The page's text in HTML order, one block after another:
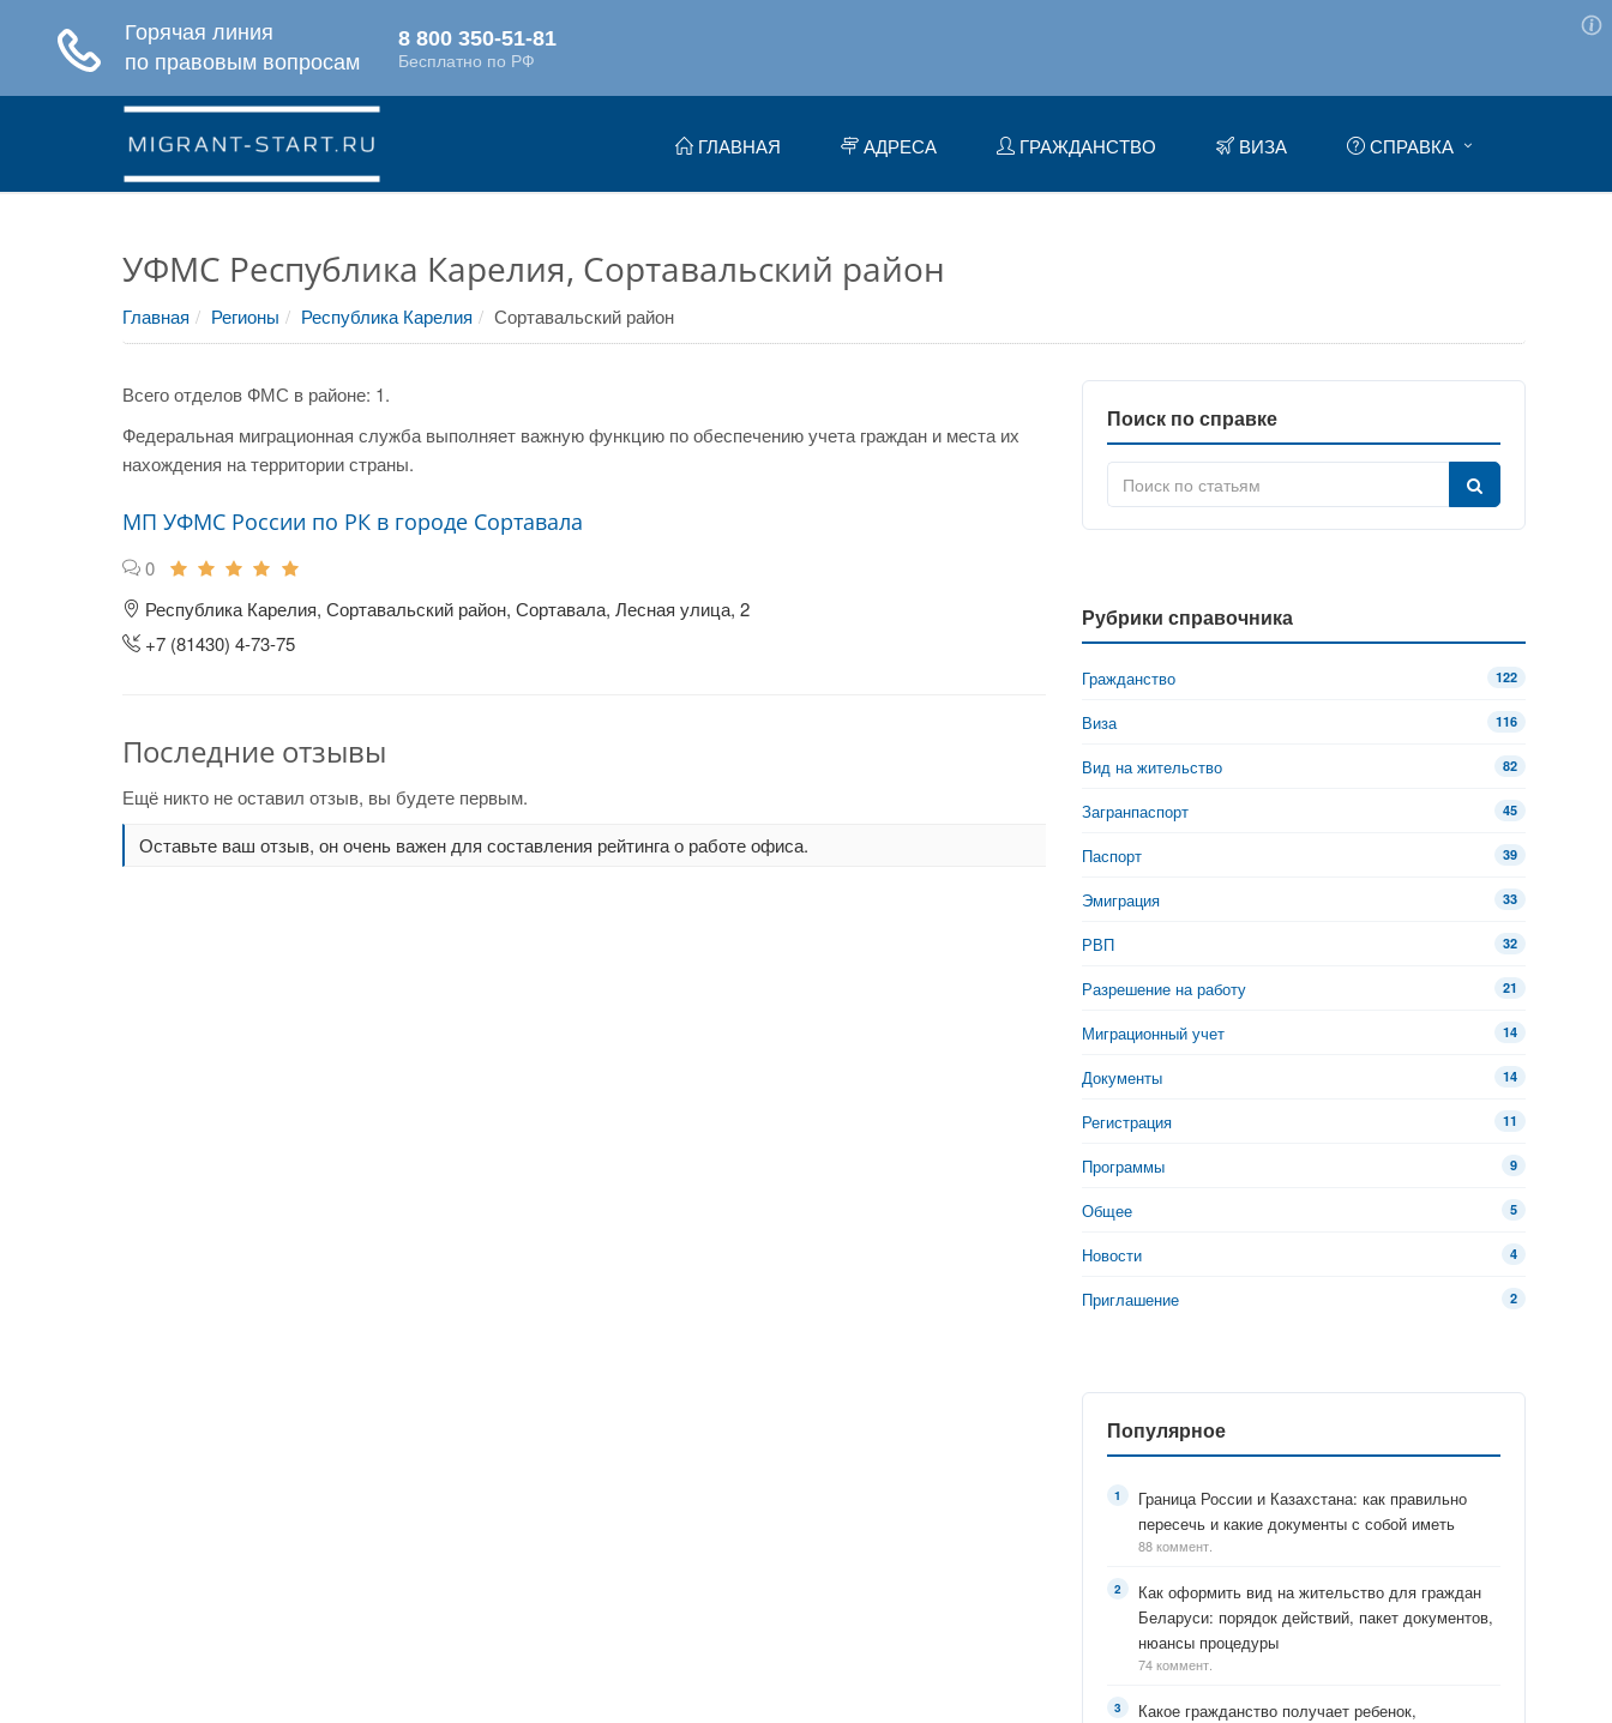
ГЛАВНАЯ АДРЕСА ГРАЖДАНСТВО ВИЗА СПРАВКА
УФМС Республика Карелия, Сортавальский район
Главная Регионы Республика Карелия Сортавальский район
Всего отделов ФМС в районе: 1.
Федеральная миграционная служба выполняет важную функцию по обеспечению учета граждан и места их
нахождения на территории страны.
МП УФМС России по РК в городе Сортавала
0
Республика Карелия, Сортавальский район, Сортавала, Лесная улица, 2
+7 (81430) 4-73-75
Последние отзывы
Ещё никто не оставил отзыв, вы будете первым.
Оставьте ваш отзыв, он очень важен для составления рейтинга о работе офиса.
Поиск по справке
Рубрики справочника
Гражданство 122
Виза 116
Вид на жительство 82
Загранпаспорт 45
Паспорт 39
Эмиграция 33
РВП 32
Разрешение на работу 21
Миграционный учет 14
Документы 14
Регистрация 11
Программы 9
Общее 5
Новости 4
Приглашение 2
Популярное
Граница России и Казахстана: как правильно
пересечь и какие документы с собой иметь
88 коммент.
Как оформить вид на жительство для граждан
Беларуси: порядок действий, пакет документов,
нюансы процедуры
74 коммент.
Какое гражданство получает ребенок,